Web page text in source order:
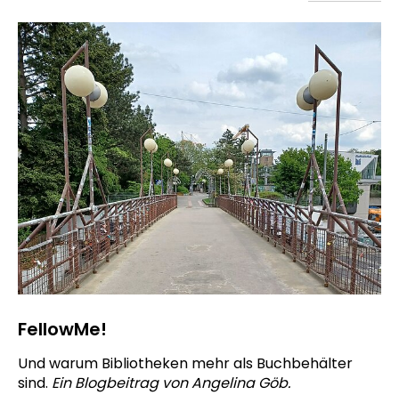
FellowMe!
Und warum Bibliotheken mehr als Buchbehälter
sind. Ein Blogbeitrag von Angelina Göb.